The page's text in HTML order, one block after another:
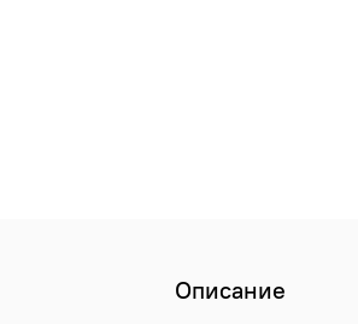
Описание